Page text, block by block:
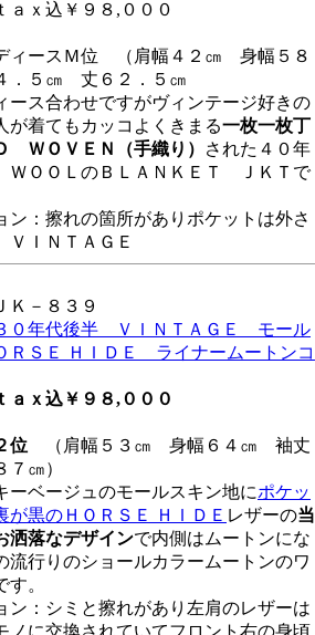
ａｘ込￥９８,０００
ィースＭ位 （肩幅４２㎝ 身幅５８
．５㎝ 丈６２．５㎝
ース合わせですがヴィンテージ好きの
が着てもカッコよくきまる一枚一枚丁
ＷＯＶＥＮ（手織り）
された４０年
ＯＯＬのＢＬＡＮＫＥＴ ＪＫＴで
ン：擦れの箇所がありポケットは外さ
ＶＩＮＴＡＧＥ
Ｋ－８３９
０年代後半 ＶＩＮＴＡＧＥ モール
ＲＳＥ ＨＩＤＥ ライナームートンコ
ａｘ込￥９８,０００
Ｓ
位 （肩幅５３㎝ 身幅６４㎝ 袖丈
㎝）
ーベージュのモールスキン地にポケッ
が黒のＨＯＲＳＥ ＨＩＤＥ レザーの当
洒落なデザインで内側はムートンにな
流行りのショールカラームートンのワ
。
ン：シミと擦れがあり左肩のレザーは
ノに交換されていてフロント右の身頃